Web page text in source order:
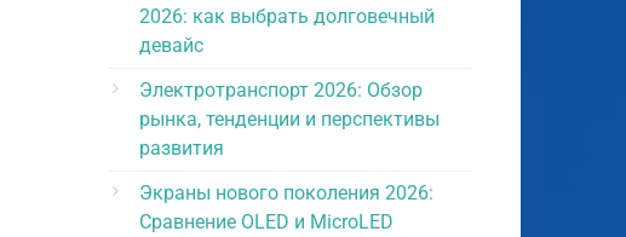
2026: как выбрать долговечный
девайс
Электротранспорт 2026: Обзор
рынка, тенденции и перспективы
развития
Экраны нового поколения 2026:
Сравнение OLED и MicroLED